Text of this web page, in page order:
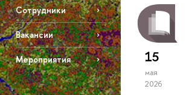
Сотрудники
Вакансии
Мероприятия 15
мая
2026